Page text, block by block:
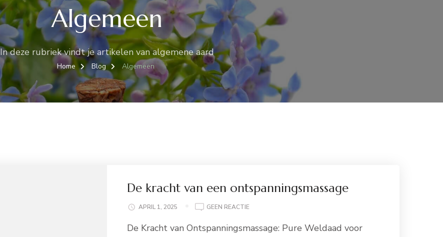
Algemeen
In deze rubriek vindt je artikelen van algemene aard
Home Blog Algemeen
De kracht van een ontspanningsmassage
APRIL 1, 2025 GEEN REACTIEOP
KRACHT
De Kracht van Ontspanningsmassage: Pure Weldaad voor